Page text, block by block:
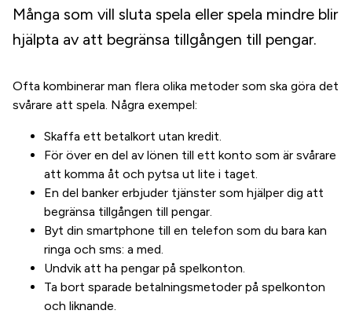
Många som vill sluta spela eller spela mindre blir
hjälpta av att begränsa tillgången till pengar.
Ofta kombinerar man flera olika metoder som ska göra det
svårare att spela. Några exempel:
Skaffa ett betalkort utan kredit.
För över en del av lönen till ett konto som är svårare
att komma åt och pytsa ut lite i taget.
En del banker erbjuder tjänster som hjälper dig att
begränsa tillgången till pengar.
Byt din smartphone till en telefon som du bara kan
ringa och sms: a med.
Undvik att ha pengar på spelkonton.
Ta bort sparade betalningsmetoder på spelkonton
och liknande.